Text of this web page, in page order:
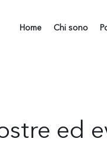
Home Chi sono
ed